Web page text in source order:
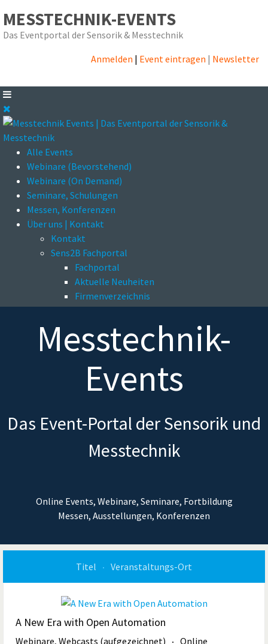
MESSTECHNIK-EVENTS
Das Eventportal der Sensorik & Messtechnik
Anmelden | Event eintragen | Newsletter
Alle Events
Webinare (Bevorstehend)
Webinare (On Demand)
Seminare, Schulungen
Messen, Konferenzen
Über uns | Kontakt
Kontakt
Sens2B Fachportal
Fachportal
Aktuelle Neuheiten
Firmenverzeichnis
Messtechnik-
Events
Das Event-Portal der Sensorik und
Messtechnik
Online Events, Webinare, Seminare, Fortbildung
Messen, Ausstellungen, Konferenzen
Titel Veranstaltungs-Ort
A New Era with Open Automation
Webinare, Webcasts (aufgezeichnet) Online